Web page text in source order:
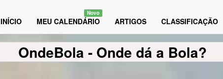
INÍCIO MEU CALENDÁRIO
Novo
ARTIGOS CLASSIFICAÇÃO
OndeBola - Onde dá a Bola?